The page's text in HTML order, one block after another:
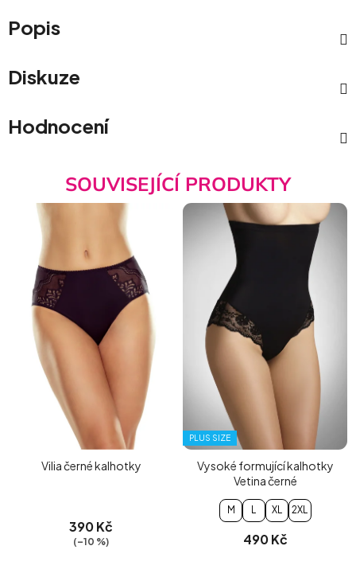
Popis
Diskuze
Hodnocení
SOUVISEJÍCÍ PRODUKTY
Vilia černé kalhotky
390 Kč
(–10 %)
PLUS SIZE
Vysoké formující kalhotky
Vetina černé
M L XL 2XL
490 Kč